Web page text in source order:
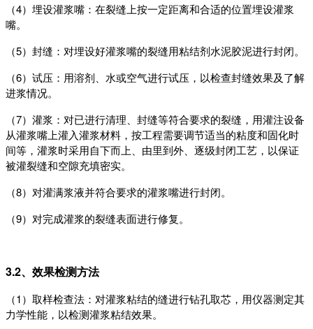
（4） 埋设灌浆嘴：在裂缝上按一定距离和合适的位置埋设灌浆
嘴。
（5） 封缝：对埋设好灌浆嘴的裂缝用粘结剂水泥胶泥进行封闭。
（6） 试压：用溶剂、水或空气进行试压，以检查封缝效果及了解
进浆情况。
（7） 灌浆：对已进行清理、封缝等符合要求的裂缝，用灌注设备
从灌浆嘴上灌入灌浆材料，按工程需要调节适当的粘度和固化时
间等，灌浆时采用自下而上、由里到外、逐级封闭工艺，以保证
被灌裂缝和空隙充填密实。
（8） 对灌满浆液并符合要求的灌浆嘴进行封闭。
（9） 对完成灌浆的裂缝表面进行修复。
3.2、效果检测方法
（1）取样检查法：对灌浆粘结的缝进行钻孔取芯，用仪器测定其
力学性能，以检测灌浆粘结效果。